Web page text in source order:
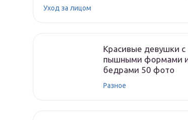
Уход за лицом
Красивые девушки с
пышными формами
бедрами 50 фото
Разное